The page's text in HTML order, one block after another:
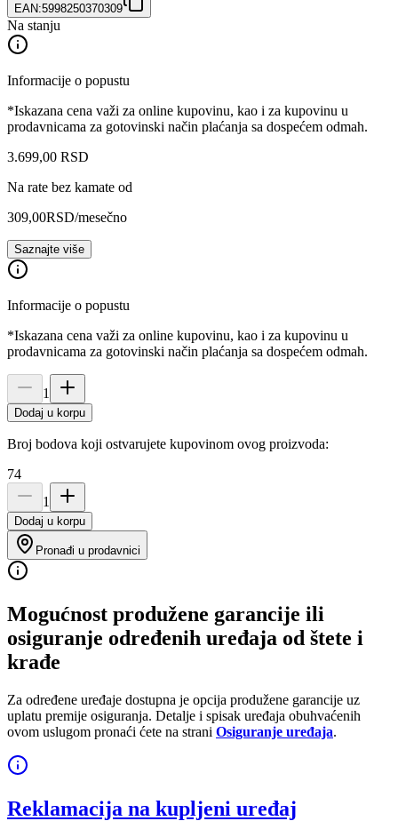
EAN:5998250370309
Na stanju
Informacije o popustu
*Iskazana cena važi za online kupovinu, kao i za kupovinu u
prodavnicama za gotovinski način plaćanja sa dospećem odmah.
3.699,00 RSD
Na rate bez kamate od
309,00RSD/mesečno
Saznajte više
Informacije o popustu
*Iskazana cena važi za online kupovinu, kao i za kupovinu u
prodavnicama za gotovinski način plaćanja sa dospećem odmah.
1
Dodaj u korpu
Broj bodova koji ostvarujete kupovinom ovog proizvoda:
74
1
Dodaj u korpu
Pronađi u prodavnici
Mogućnost produžene garancije ili
osiguranje određenih uređaja od štete i
krađe
Za određene uređaje dostupna je opcija produžene garancije uz
uplatu premije osiguranja. Detalje i spisak uređaja obuhvaćenih
ovom uslugom pronaći ćete na strani Osiguranje uređaja.
Reklamacija na kupljeni uređaj